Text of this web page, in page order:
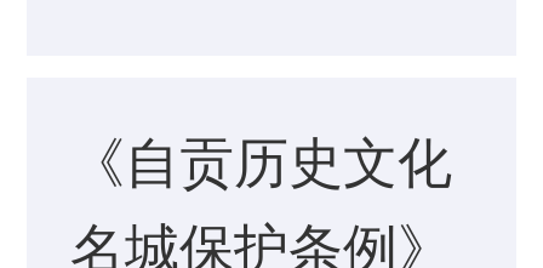
《自贡历史文化
名城保护条例》